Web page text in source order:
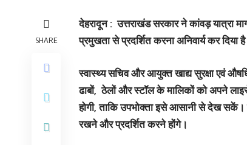
SHARE
देहरादून : उत्तराखंड सरकार ने कांवड़ यात्रा
प्रमुखता से प्रदर्शित करना अनिवार्य कर दिया
स्वास्थ्य सचिव और आयुक्त खाद्य सुरक्षा एवं
ढाबों, ठेलों और स्टॉल के मालिकों को अपने
होगी, ताकि उपभोक्ता इसे आसानी से देख सकें।
रखने और प्रदर्शित करने होंगे।